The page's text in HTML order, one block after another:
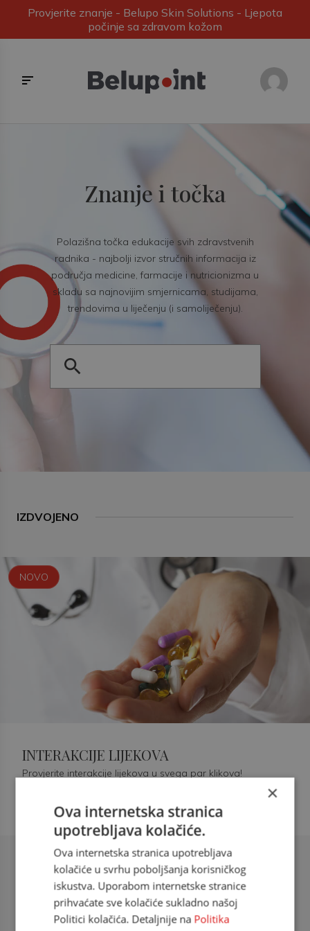
Provjerite znanje - Belupo Skin Solutions - Ljepota
počinje sa zdravom kožom
Znanje i točka
Polazišna točka edukacije svih zdravstvenih
radnika - najbolji izvor stručnih informacija iz
područja medicine, farmacije i nutricionizma u
skladu sa najnovijim smjernicama, studijama,
trendovima u liječenju (i samoliječenju).
IZDVOJENO
Šećerna bolest tip 2 = kardiovaskularna
doc. dr. sc. Višnja Kokić Maleš,
dr.med., specijalististica
NOVO
INTERAKCIJE LIJEKOVA
Provjerite interakcije lijekova u svega par klikova!
×
Ova internetska stranica
upotrebljava kolačiće.
Ova internetska stranica upotrebljava
kolačiće u svrhu poboljšanja korisničkog
iskustva. Uporabom internetske stranice
prihvaćate sve kolačiće sukladno našoj
Politici kolačića. Detaljnije na Politika